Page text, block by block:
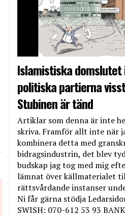
Islamistiska domslutet
politiska partierna
Stubinen är tänd
Artiklar som denna är inte
skriva. Framför allt inte när
kombinera detta med
bidragsindustrin, det blev
budskap jag tog med mig
lämnat över källmaterialet
rättsvårdande instanser
Ni får gärna stödja
SWISH: 070-612 53 93